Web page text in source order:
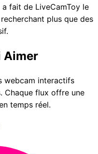
fait de LiveCamToy le
plus que des
Aimer
webcam interactifs
Chaque flux offre une
temps réel.